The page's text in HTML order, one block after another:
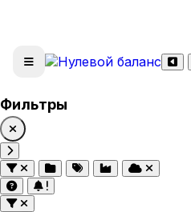
Фильтры